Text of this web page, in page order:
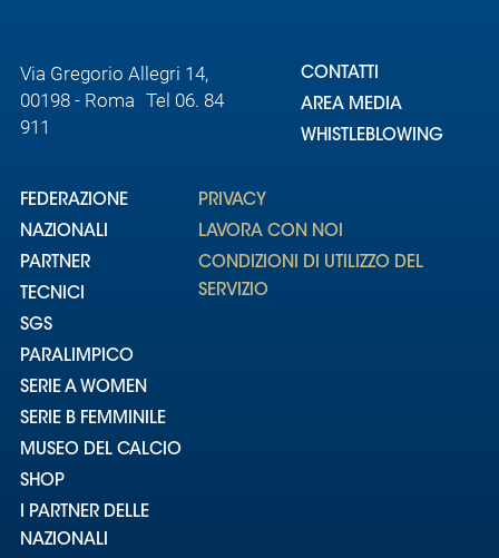
Via Gregorio Allegri 14,
00198 - Roma Tel 06. 84
911
CONTATTI
AREA MEDIA
WHISTLEBLOWING
FEDERAZIONE
NAZIONALI
PARTNER
TECNICI
SGS
PARALIMPICO
SERIE A WOMEN
SERIE B FEMMINILE
MUSEO DEL CALCIO
SHOP
I PARTNER DELLE
NAZIONALI
PRIVACY
LAVORA CON NOI
CONDIZIONI DI UTILIZZO DEL
SERVIZIO